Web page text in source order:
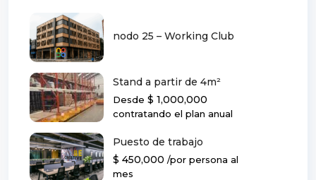
nodo 25 – Working Club
Stand a partir de 4m²
Desde $ 1,000,000
contratando el plan anual
Puesto de trabajo
$ 450,000 /por persona al
mes